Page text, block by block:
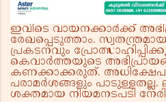
ഇവിടെ വായനക്കാർക്ക്
രേഖപ്പെടുത്താം.
പ്രകടനവും
കെവാർത്തയുടെ
കണക്കാക്കരുത്.
പരാമർശങ്ങളും
ശക്തമായ നിയമനടപടി